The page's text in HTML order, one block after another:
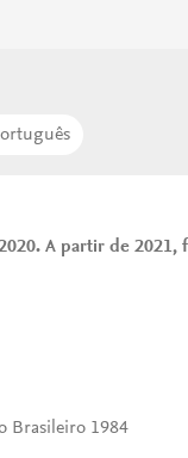
A partir de
Brasileiro 1984